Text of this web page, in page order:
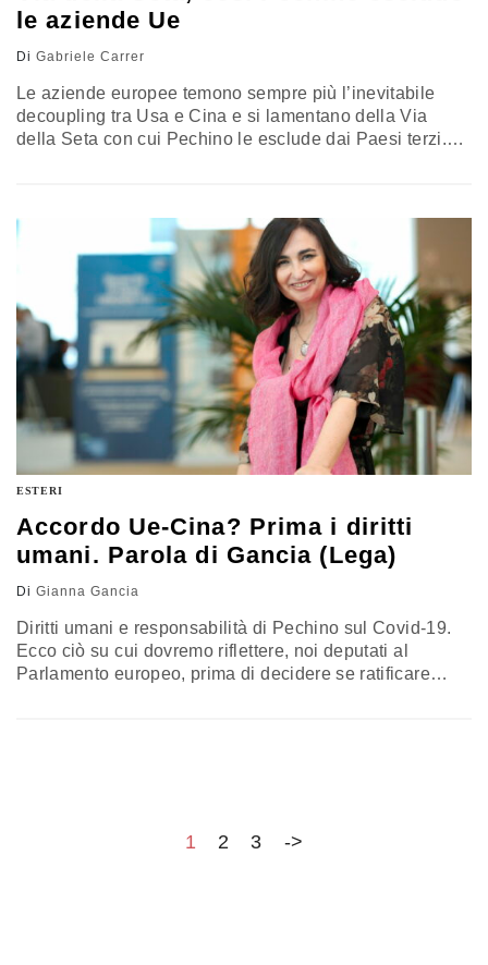
le aziende Ue
Di Gabriele Carrer
Le aziende europee temono sempre più l’inevitabile
decoupling tra Usa e Cina e si lamentano della Via
della Seta con cui Pechino le esclude dai Paesi terzi.
ESTERI
Accordo Ue-Cina? Prima i diritti
umani. Parola di Gancia (Lega)
Di Gianna Gancia
Diritti umani e responsabilità di Pechino sul Covid-19.
Ecco ciò su cui dovremo riflettere, noi deputati al
Parlamento europeo, prima di decidere se ratificare
1 2 3 ->